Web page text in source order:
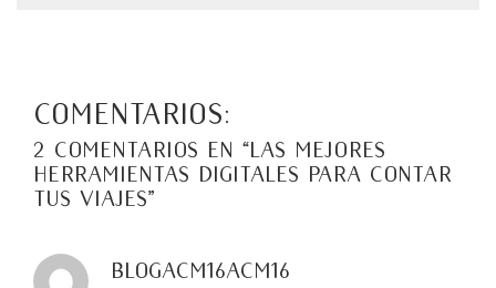
Comentarios:
2 comentarios en “Las mejores
herramientas digitales para contar
tus viajes”
blogacm16acm16